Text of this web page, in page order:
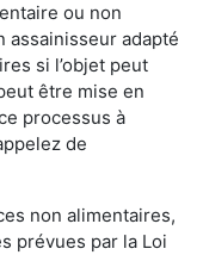
ou non
assainisseur adapté
si l’objet peut
être mise en
processus à
de
non alimentaires,
prévues par la Loi